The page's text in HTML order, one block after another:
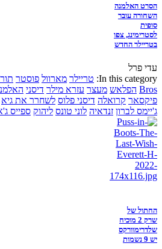
הסרט האלמנה
השחורה עובר
סופית
לסטרימינג, צפו
בטריילר החדש
עדי פרל
In this category: טריילר מארוול פוסטר
Bros הפלאש מעצר עזרא מילר דיסני
פיקסאר קרואלה דיסני פלוס לשחרר את גיא
ג'יימס לברון זנדאיה לוני טונס ליהוק ספייס
החתול של
שרק 2 מוכיח
שלדרימוורקס
יש 9 נשמות